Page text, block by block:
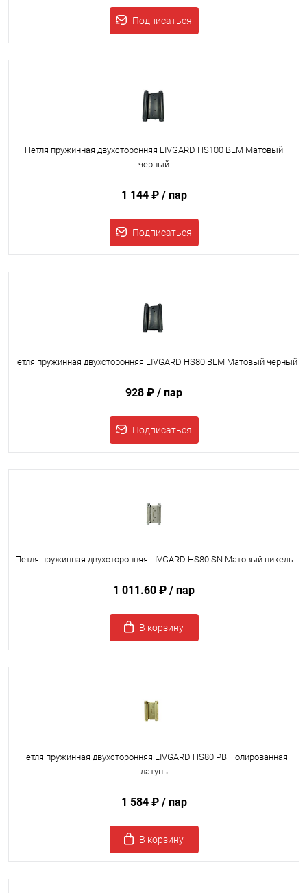
Подписаться
Петля пружинная двухсторонняя LIVGARD HS100 BLM Матовый
черный
1 144 ₽ / пар
Подписаться
Петля пружинная двухсторонняя LIVGARD HS80 BLM Матовый черный
928 ₽ / пар
Подписаться
Петля пружинная двухсторонняя LIVGARD HS80 SN Матовый никель
1 011.60 ₽ / пар
В корзину
Петля пружинная двухсторонняя LIVGARD HS80 PB Полированная
латунь
1 584 ₽ / пар
В корзину